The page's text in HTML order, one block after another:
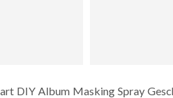
DIY Album Masking Spray